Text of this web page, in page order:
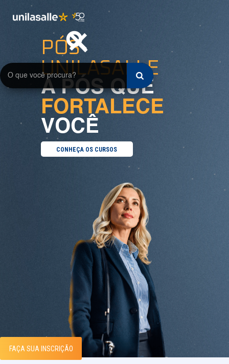
search
close
PÓS
UNILASALLE
A PÓS QUE
FORTALECE
VOCÊ
CONHEÇA OS CURSOS
FAÇA SUA INSCRIÇÃO